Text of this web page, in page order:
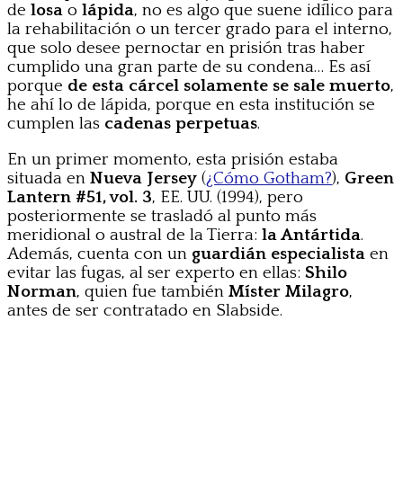
de losa o lápida, no es algo que suene idílico para
la rehabilitación o un tercer grado para el interno,
que solo desee pernoctar en prisión tras haber
cumplido una gran parte de su condena… Es así
porque de esta cárcel solamente se sale muerto,
he ahí lo de lápida, porque en esta institución se
cumplen las cadenas perpetuas.
En un primer momento, esta prisión estaba
situada en Nueva Jersey (¿Cómo Gotham?), Green
Lantern #51, vol. 3, EE. UU. (1994), pero
posteriormente se trasladó al punto más
meridional o austral de la Tierra: la Antártida.
Además, cuenta con un guardián especialista en
evitar las fugas, al ser experto en ellas: Shilo
Norman, quien fue también Míster Milagro,
antes de ser contratado en Slabside.